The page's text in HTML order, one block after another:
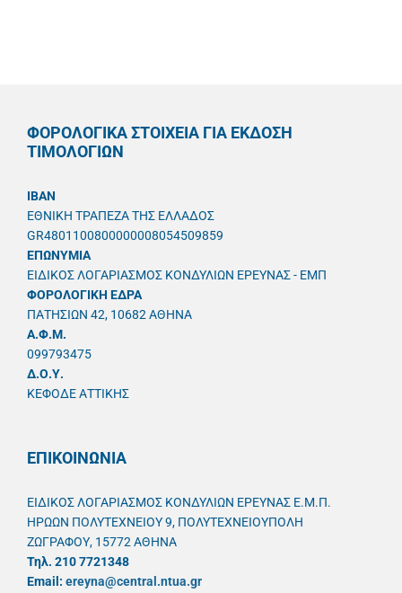
ΦΟΡΟΛΟΓΙΚΑ ΣΤΟΙΧΕΙΑ ΓΙΑ ΕΚΔΟΣΗ
ΤΙΜΟΛΟΓΙΩΝ
IBAN
ΕΘΝΙΚΗ ΤΡΑΠΕΖΑ ΤΗΣ ΕΛΛΑΔΟΣ
GR4801100800000008054509859
ΕΠΩΝΥΜΙΑ
ΕΙΔΙΚΟΣ ΛΟΓΑΡΙΑΣΜΟΣ ΚΟΝΔΥΛΙΩΝ ΕΡΕΥΝΑΣ - ΕΜΠ
ΦΟΡΟΛΟΓΙΚΗ ΕΔΡΑ
ΠΑΤΗΣΙΩΝ 42, 10682 ΑΘΗΝΑ
A.Φ.Μ.
099793475
Δ.Ο.Υ.
ΚΕΦΟΔΕ ΑΤΤΙΚΗΣ
ΕΠΙΚΟΙΝΩΝΙΑ
ΕΙΔΙΚΟΣ ΛΟΓΑΡΙΑΣΜΟΣ ΚΟΝΔΥΛΙΩΝ ΕΡΕΥΝΑΣ Ε.Μ.Π.
ΗΡΩΩΝ ΠΟΛΥΤΕΧΝΕΙΟΥ 9, ΠΟΛΥΤΕΧΝΕΙΟΥΠΟΛΗ
ΖΩΓΡΑΦΟΥ, 15772 ΑΘΗΝΑ
Τηλ. 210 7721348
Email: ereyna@central.ntua.gr